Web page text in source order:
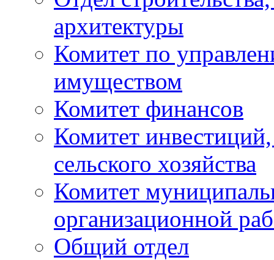
архитектуры
Комитет по
имуществом
Комитет финансов
Комитет
сельского хозяйства
Комитет
организационной
Общий отдел